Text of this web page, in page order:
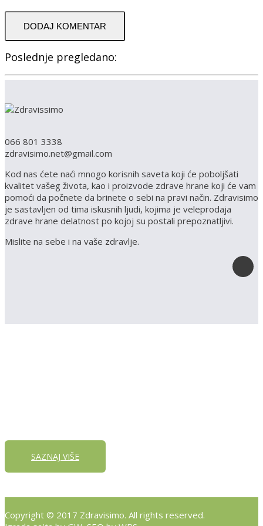
DODAJ KOMENTAR
Poslednje pregledano:
066 801 3338
zdravisimo.net@gmail.com
Kod nas ćete naći mnogo korisnih saveta koji će poboljšati
kvalitet vašeg života, kao i proizvode zdrave hrane koji će vam
pomoći da počnete da brinete o sebi na pravi način. Zdravisimo
je sastavljen od tima iskusnih ljudi, kojima je veleprodaja
zdrave hrane delatnost po kojoj su postali prepoznatljivi.
Mislite na sebe i na vaše zdravlje.
SAZNAJ VIŠE
Copyright © 2017 Zdravisimo. All rights reserved.